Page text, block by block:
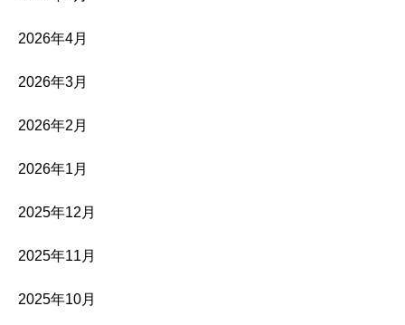
2026年4月
2026年3月
2026年2月
2026年1月
2025年12月
2025年11月
2025年10月